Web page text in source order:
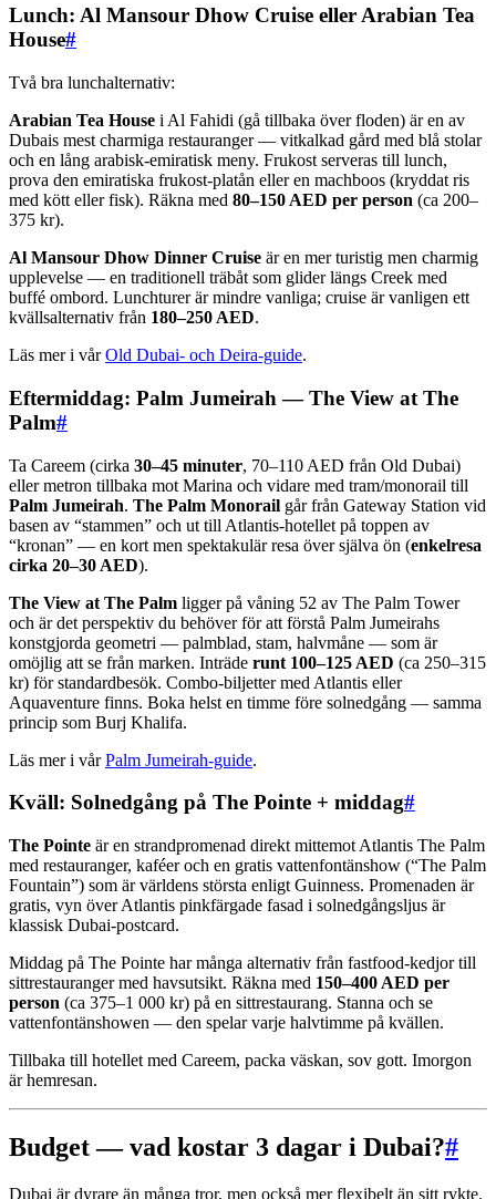
Lunch: Al Mansour Dhow Cruise eller Arabian Tea
House#
Två bra lunchalternativ:
Arabian Tea House i Al Fahidi (gå tillbaka över floden) är en av
Dubais mest charmiga restauranger — vitkalkad gård med blå stolar
och en lång arabisk-emiratisk meny. Frukost serveras till lunch,
prova den emiratiska frukost-platån eller en machboos (kryddat ris
med kött eller fisk). Räkna med 80–150 AED per person (ca 200–
375 kr).
Al Mansour Dhow Dinner Cruise är en mer turistig men charmig
upplevelse — en traditionell träbåt som glider längs Creek med
buffé ombord. Lunchturer är mindre vanliga; cruise är vanligen ett
kvällsalternativ från 180–250 AED.
Läs mer i vårOld Dubai- och Deira-guide.
Eftermiddag: Palm Jumeirah — The View at The
Palm#
Ta Careem (cirka 30–45 minuter, 70–110 AED från Old Dubai)
eller metron tillbaka mot Marina och vidare med tram/monorail till
Palm Jumeirah. The Palm Monorail går från Gateway Station vid
basen av “stammen” och ut till Atlantis-hotellet på toppen av
“kronan” — en kort men spektakulär resa över själva ön (enkelresa
cirka 20–30 AED).
The View at The Palm ligger på våning 52 av The Palm Tower
och är det perspektiv du behöver för att förstå Palm Jumeirahs
konstgjorda geometri — palmblad, stam, halvmåne — som är
omöjlig att se från marken. Inträde runt 100–125 AED (ca 250–315
kr) för standardbesök. Combo-biljetter med Atlantis eller
Aquaventure finns. Boka helst en timme före solnedgång — samma
princip som Burj Khalifa.
Läs mer i vårPalm Jumeirah-guide.
Kväll: Solnedgång på The Pointe + middag#
The Pointe är en strandpromenad direkt mittemot Atlantis The Palm
med restauranger, kaféer och en gratis vattenfontänshow (“The Palm
Fountain”) som är världens största enligt Guinness. Promenaden är
gratis, vyn över Atlantis pinkfärgade fasad i solnedgångsljus är
klassisk Dubai-postcard.
Middag på The Pointe har många alternativ från fastfood-kedjor till
sittrestauranger med havsutsikt. Räkna med 150–400 AED per
person (ca 375–1 000 kr) på en sittrestaurang. Stanna och se
vattenfontänshowen — den spelar varje halvtimme på kvällen.
Tillbaka till hotellet med Careem, packa väskan, sov gott. Imorgon
är hemresan.
Budget — vad kostar 3 dagar i Dubai?#
Dubai är dyrare än många tror, men också mer flexibelt än sitt rykte.